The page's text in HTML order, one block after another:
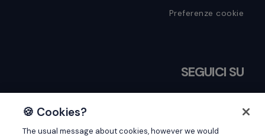
Preferenze cookie
SEGUICI SU
🍪 Cookies?
The usual message about cookies, however we would